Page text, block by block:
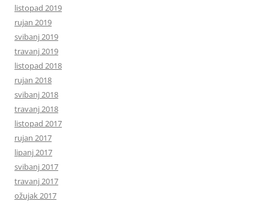
listopad 2019
rujan 2019
svibanj 2019
travanj 2019
listopad 2018
rujan 2018
svibanj 2018
travanj 2018
listopad 2017
rujan 2017
lipanj 2017
svibanj 2017
travanj 2017
ožujak 2017